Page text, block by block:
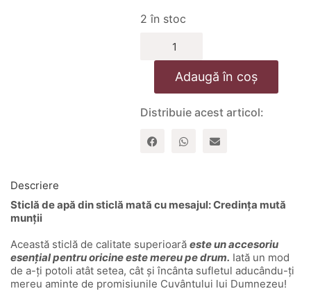
2 în stoc
apa
muta
Adaugă în coș
Distribuie acest articol:
Descriere
Sticlă de apă din sticlă mată cu mesajul: Credința mută
munții
Această sticlă de calitate superioară este un accesoriu
esențial pentru oricine este mereu pe drum. Iată un mod
de a-ți potoli atât setea, cât și încânta sufletul aducându-ți
mereu aminte de promisiunile Cuvântului lui Dumnezeu!